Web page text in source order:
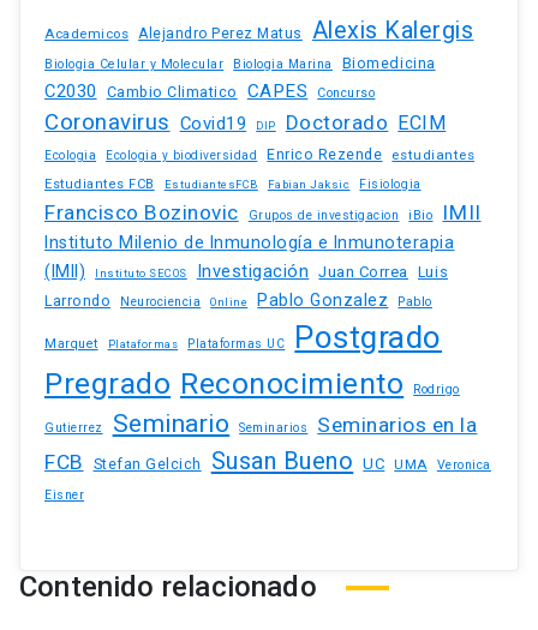
Academicos Alejandro Perez Matus Alexis Kalergis
Biologia Celular y Molecular Biologia Marina Biomedicina
C2030 Cambio Climatico CAPES Concurso
Coronavirus Covid19 DIP Doctorado ECIM
Ecologia Ecologia y biodiversidad Enrico Rezende estudiantes
Estudiantes FCB EstudiantesFCB Fabian Jaksic Fisiologia
Francisco Bozinovic Grupos de investigacion iBio IMII
Instituto Milenio de Inmunología e Inmunoterapia
(IMII)
Instituto SECOS Investigación Juan Correa Luis
Larrondo
Neurociencia Online Pablo Gonzalez Pablo
Marquet Plataformas Plataformas UC Postgrado
Pregrado Reconocimiento Rodrigo
Gutierrez Seminario Seminarios
Seminarios en la
FCB
Stefan Gelcich Susan Bueno UC UMA
Veronica
Eisner
Contenido relacionado